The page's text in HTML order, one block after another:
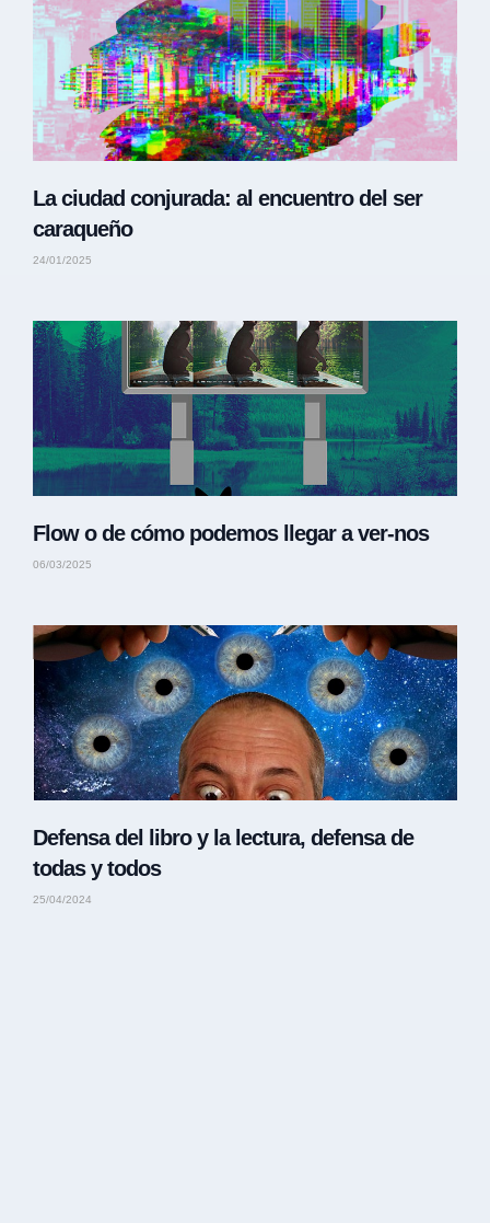
La ciudad conjurada: al encuentro del ser
caraqueño
24/01/2025
Flow o de cómo podemos llegar a ver-nos
06/03/2025
Defensa del libro y la lectura, defensa de
todas y todos
25/04/2024